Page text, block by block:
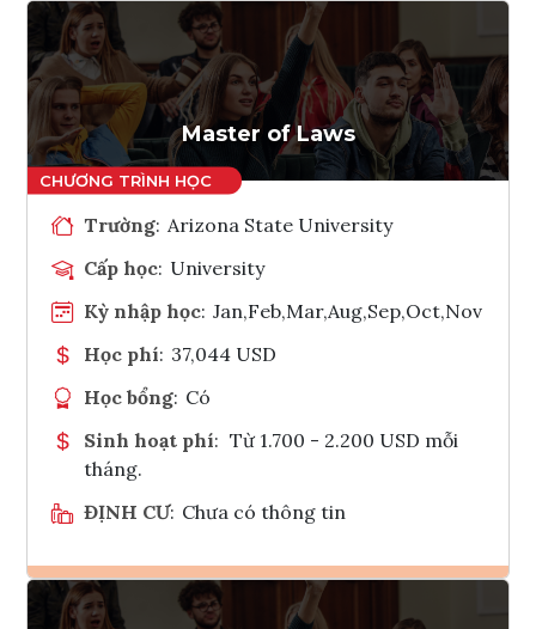
Ghi danh
Tham vấn Interlink
Master of Laws
Trường: Arizona State University
Cấp học: University
Kỳ nhập học: Jan,Feb,Mar,Aug,Sep,Oct,Nov
Học phí: 37,044 USD
Học bổng: Có
Sinh hoạt phí: Từ 1.700 - 2.200 USD mỗi
tháng.
ĐỊNH CƯ: Chưa có thông tin
Ghi danh